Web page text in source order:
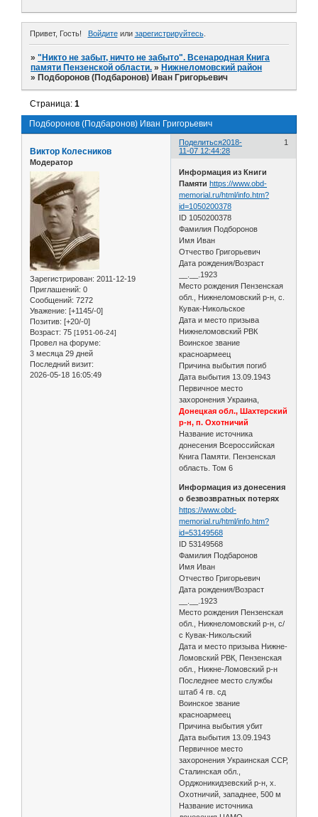
Привет, Гость! Войдитеили зарегистрируйтесь.
»"Никто не забыт, ничто не забыто". Всенародная Книга
памяти Пензенской области. » Нижнеломовский район
» Подборонов (Подбаронов) Иван Григорьевич
Подборонов (Подбаронов) Иван Григорьевич
Страница:1
Поделиться 1
2018-
11-07 12:44:28
Виктор Колесников
Модератор
Зарегистрирован: 2011-12-19
Приглашений: 0
Сообщений: 7272
Уважение: [+1145/-0]
Позитив: [+20/-0]
Возраст: 75 [1951-06-24]
Провел на форуме:
3 месяца 29 дней
Последний визит:
2026-05-18 16:05:49
Информация из Книги
Памяти https://www.obd-
memorial.ru/html/info.htm?
id=1050200378
ID 1050200378
Фамилия Подборонов
Имя Иван
Отчество Григорьевич
Дата рождения/Возраст
__.__.1923
Место рождения Пензенская
обл., Нижнеломовский р-н, с.
Кувак-Никольское
Дата и место призыва
Нижнеломовский РВК
Воинское звание
красноармеец
Причина выбытия погиб
Дата выбытия 13.09.1943
Первичное место
захоронения Украина,
Донецкая обл., Шахтерский
р-н, п. Охотничий
Название источника
донесения Всероссийская
Книга Памяти. Пензенская
область. Том 6
Информация из донесения
о безвозвратных потерях
https://www.obd-
memorial.ru/html/info.htm?
id=53149568
ID 53149568
Фамилия Подбаронов
Имя Иван
Отчество Григорьевич
Дата рождения/Возраст
__.__.1923
Место рождения Пензенская
обл., Нижнеломовский р-н, с/
с Кувак-Никольский
Дата и место призыва Нижне-
Ломовский РВК, Пензенская
обл., Нижне-Ломовский р-н
Последнее место службы
штаб 4 гв. сд
Воинское звание
красноармеец
Причина выбытия убит
Дата выбытия 13.09.1943
Первичное место
захоронения Украинская ССР,
Сталинская обл.,
Орджоникидзевский р-н, х.
Охотничий, западнее, 500 м
Название источника